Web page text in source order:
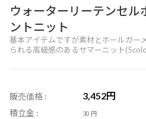
ウォーターリーテンセル
ントニット
基本アイテムですが素材とホールガー
られる高級感のあるサマーニット
販売価格 : 3,452円
積立金 : 30 円